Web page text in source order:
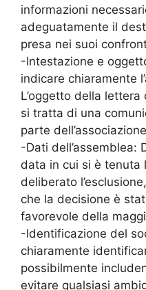
informazioni
adeguatamente il
presa nei suoi
-Intestazione e
indicare chiaramente
L’oggetto della
si tratta di una
parte
-Dati dell’assemblea:
data in cui si è tenuta
deliberato
che la decisione è
favorevole della
-Identificazione del
chiaramente
possibilmente
evitare qualsiasi